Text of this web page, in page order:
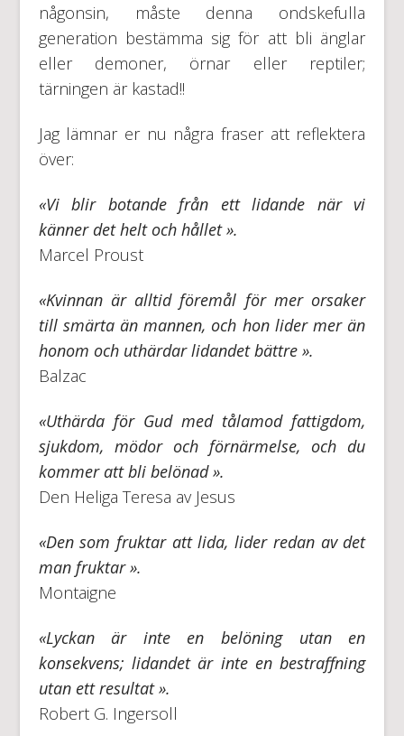
någonsin, måste denna ondskefulla
generation bestämma sig för att bli änglar
eller demoner, örnar eller reptiler;
tärningen är kastad!!
Jag lämnar er nu några fraser att reflektera
över:
«Vi blir botande från ett lidande när vi
känner det helt och hållet ».
Marcel Proust
«Kvinnan är alltid föremål för mer orsaker
till smärta än mannen, och hon lider mer än
honom och uthärdar lidandet bättre ».
Balzac
«Uthärda för Gud med tålamod fattigdom,
sjukdom, mödor och förnärmelse, och du
kommer att bli belönad ».
Den Heliga Teresa av Jesus
«Den som fruktar att lida, lider redan av det
man fruktar ».
Montaigne
«Lyckan är inte en belöning utan en
konsekvens; lidandet är inte en bestraffning
utan ett resultat ».
Robert G. Ingersoll